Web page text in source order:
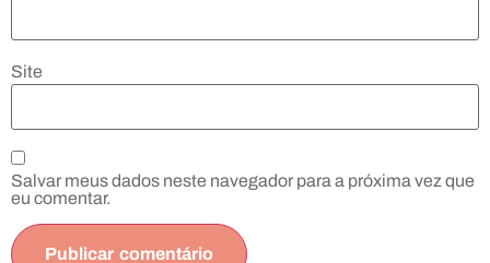
Site
Salvar meus dados neste navegador para a próxima vez que
eu comentar.